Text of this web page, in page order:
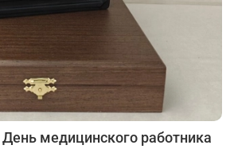
медицинского работника